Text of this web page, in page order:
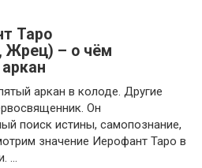
Таро
Жрец) – о чём
аркан в колоде. Другие
Он
поиск истины, самопознание,
значение Иерофант Таро в
…